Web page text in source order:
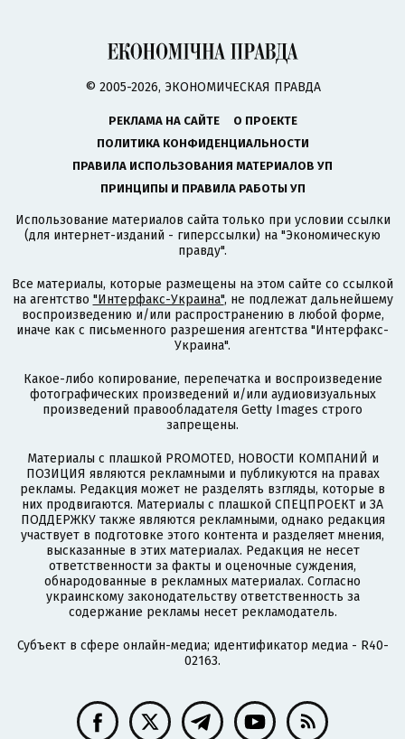
© 2005-2026, ЭКОНОМИЧЕСКАЯ ПРАВДА
РЕКЛАМА НА САЙТЕ
О ПРОЕКТЕ
ПОЛИТИКА КОНФИДЕНЦИАЛЬНОСТИ
ПРАВИЛА ИСПОЛЬЗОВАНИЯ МАТЕРИАЛОВ УП
ПРИНЦИПЫ И ПРАВИЛА РАБОТЫ УП
Использование материалов сайта только при условии ссылки
(для интернет-изданий - гиперссылки) на "Экономическую
правду".
Все материалы, которые размещены на этом сайте со ссылкой
на агентство "Интерфакс-Украина", не подлежат дальнейшему
воспроизведению и/или распространению в любой форме,
иначе как с письменного разрешения агентства "Интерфакс-
Украина".
Какое-либо копирование, перепечатка и воспроизведение
фотографических произведений и/или аудиовизуальных
произведений правообладателя Getty Images строго
запрещены.
Материалы с плашкой PROMOTED, НОВОСТИ КОМПАНИЙ и
ПОЗИЦИЯ являются рекламными и публикуются на правах
рекламы. Редакция может не разделять взгляды, которые в
них продвигаются. Материалы с плашкой СПЕЦПРОЕКТ и ЗА
ПОДДЕРЖКУ также являются рекламными, однако редакция
участвует в подготовке этого контента и разделяет мнения,
высказанные в этих материалах. Редакция не несет
ответственности за факты и оценочные суждения,
обнародованные в рекламных материалах. Согласно
украинскому законодательству ответственность за
содержание рекламы несет рекламодатель.
Субъект в сфере онлайн-медиа; идентификатор медиа - R40-
02163.